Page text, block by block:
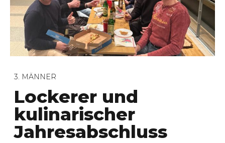
3. MÄNNER
Lockerer und
kulinarischer
Jahresabschluss